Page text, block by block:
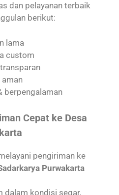
dan pelayanan terbaik
berikut:
lama
custom
aman
berpengalaman
Cepat ke Desa
pengiriman ke
Purwakarta
dalam kondisi segar,